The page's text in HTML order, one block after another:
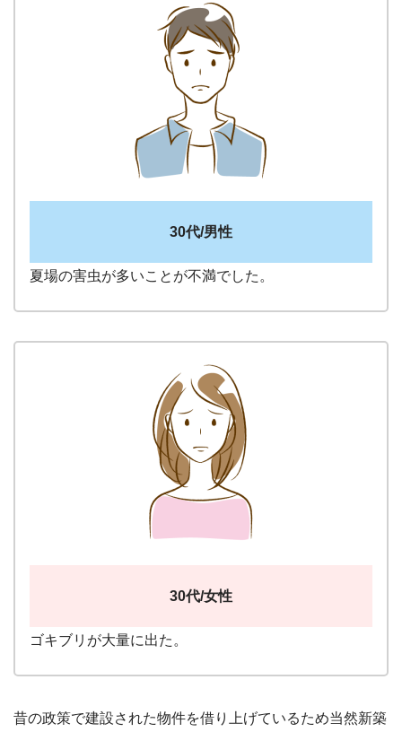
30代/男性
夏場の害虫が多いことが不満でした。
30代/女性
ゴキブリが大量に出た。
昔の政策で建設された物件を借り上げているため当然新築